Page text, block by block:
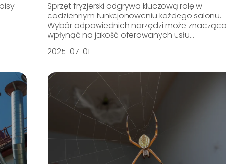
Sprzęt fryzjerski odgrywa kluczową rolę w
codziennym funkcjonowaniu każdego salonu.
Wybór odpowiednich narzędzi może
wpłynąć na jakość oferowanych usłu...
2025-07-01